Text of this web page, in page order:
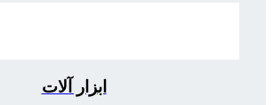
ابزار آلات